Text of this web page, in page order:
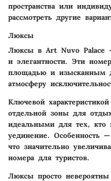
пространства или
рассмотреть другие
Люксы
Люксы в Art Nuvo Palace
и элегантности. Эти
площадью и изысканным
атмосферу
Ключевой
отдельной зоны для
идеальными для тех, кто
уединение. Особенность
что значительно
номера для туристов.
Люксы просто